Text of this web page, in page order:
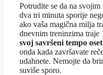
Potrudite se da na
dva tri minuta sporije
ako vaša magična milja
dnevnim treninzima traje
svoj savršeni tempo
onda kada završavate
udahnete. Nemojte da
suviše sporo.